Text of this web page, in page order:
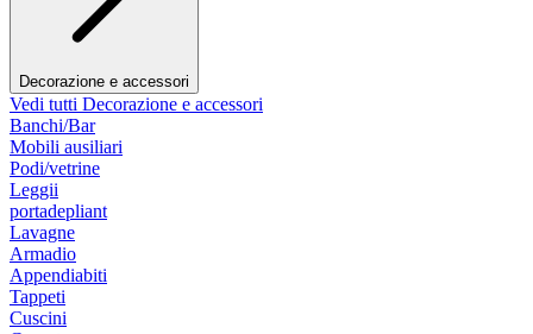
Decorazione e accessori
Vedi tutti Decorazione e accessori
Banchi/Bar
Mobili ausiliari
Podi/vetrine
Leggii
portadepliant
Lavagne
Armadio
Appendiabiti
Tappeti
Cuscini